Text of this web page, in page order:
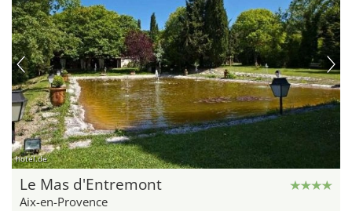
hotel.de
Le Mas d'Entremont
Aix-en-Provence